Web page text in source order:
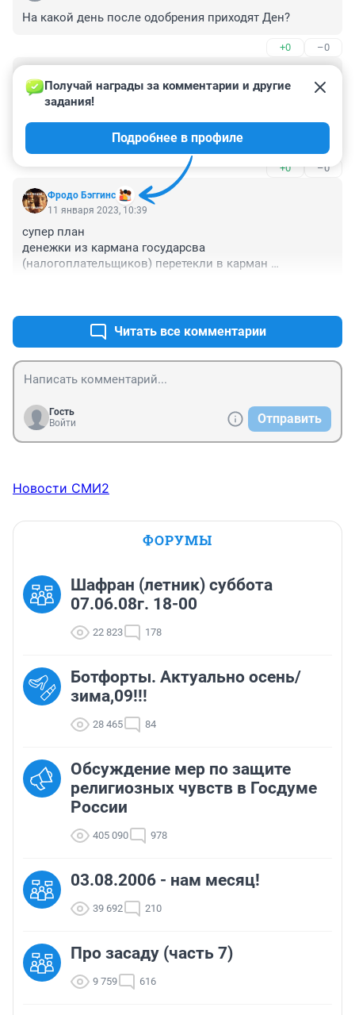
На какой день после одобрения приходят Ден?
+0 –0
11 января 2023, 12:02
А мне вот интересно у нас народ, я имею ввиду
Русский народ, не братья азиаты, вообще разучились
что-ли рожать из-за любви к детям чёль!?
+0 –0
Фродо Бэггинс
Получай награды за комментарии и другие
задания!
Подробнее в профиле
11 января 2023, 10:39
супер план
денежки из кармана государсва
(налогоплательщиков) перетекли в карман
Читать все комментарии
Гость
Войти
Отправить
Новости СМИ2
ФОРУМЫ
Шафран (летник) суббота
07.06.08г. 18-00
22 823 178
Ботфорты. Актуально осень/
зима,09!!!
28 465 84
Обсуждение мер по защите
религиозных чувств в Госдуме
России
405 090 978
03.08.2006 - нам месяц!
39 692 210
Про засаду (часть 7)
9 759 616